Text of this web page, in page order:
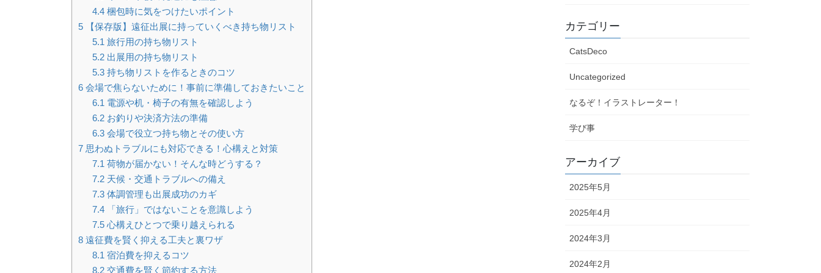
4.4梱包時に気をつけたいポイント
5 【保存版】遠征出展に持っていくべき持ち物リスト
5.1 旅行用の持ち物リスト
5.2出展用の持ち物リスト
5.3持ち物リストを作るときのコツ
6 会場で焦らないために！事前に準備しておきたいこと
6.1 電源や机・椅子の有無を確認しよう
6.2お釣りや決済方法の準備
6.3会場で役立つ持ち物とその使い方
7 思わぬトラブルにも対応できる！心構えと対策
7.1 荷物が届かない！そんな時どうする？
7.2天候・交通トラブルへの備え
7.3体調管理も出展成功のカギ
7.4「旅行」ではないことを意識しよう
7.5心構えひとつで乗り越えられる
8 遠征費を賢く抑える工夫と裏ワザ
8.1 宿泊費を抑えるコツ
8.2交通費を賢く節約する方法
カテゴリー
CatsDeco
Uncategorized
なるぞ！イラストレーター！
学び事
アーカイブ
2025年5月
2025年4月
2024年3月
2024年2月